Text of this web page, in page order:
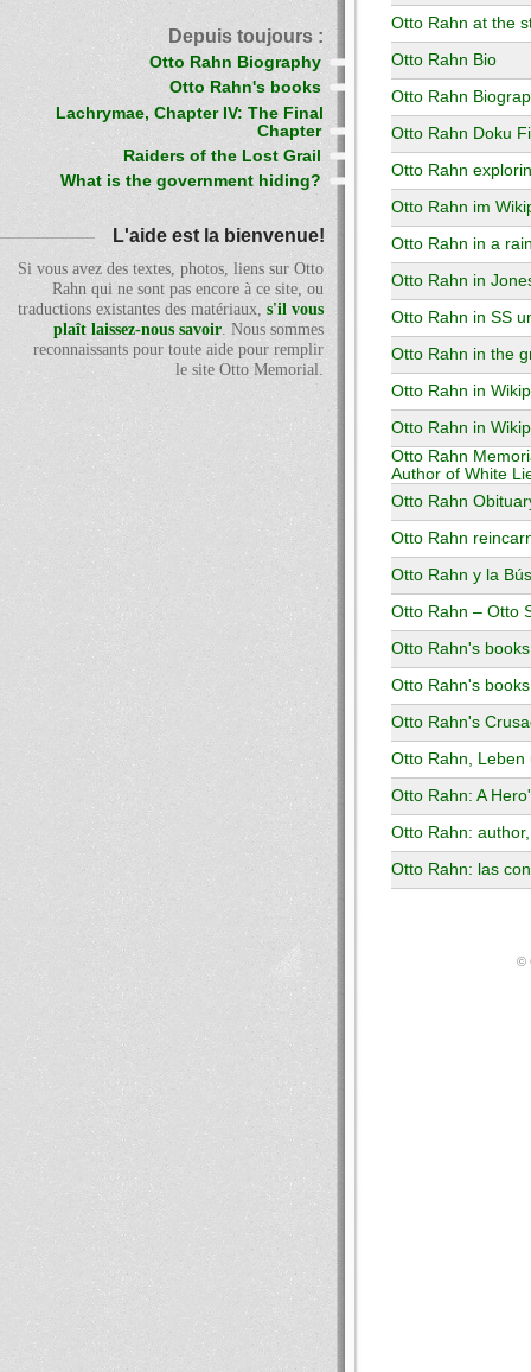
Otto Rahn at the
Otto Rahn Bio
Otto Rahn
Otto Rahn Doku
Otto Rahn
Otto Rahn im
Otto Rahn in a
Otto Rahn in
Otto Rahn in SS
Otto Rahn in the
Otto Rahn in
Otto Rahn in
Otto Rahn
Author of White
Otto Rahn
Otto Rahn
Otto Rahn y la
Otto Rahn – Otto
Otto Rahn's books
Otto Rahn's
Otto Rahn's
Otto Rahn,
Otto Rahn: A
Otto Rahn:
Otto Rahn: las
Depuis toujours :
Otto Rahn Biography
Otto Rahn's books
Lachrymae, Chapter IV: The Final
Chapter
Raiders of the Lost Grail
What is the government hiding?
L'aide est la bienvenue!
Si vous avez des textes, photos, liens sur Otto
Rahn qui ne sont pas encore à ce site, ou
traductions existantes des matériaux, s'il vous
plaît laissez-nous savoir. Nous sommes
reconnaissants pour toute aide pour remplir
le site Otto Memorial.
©